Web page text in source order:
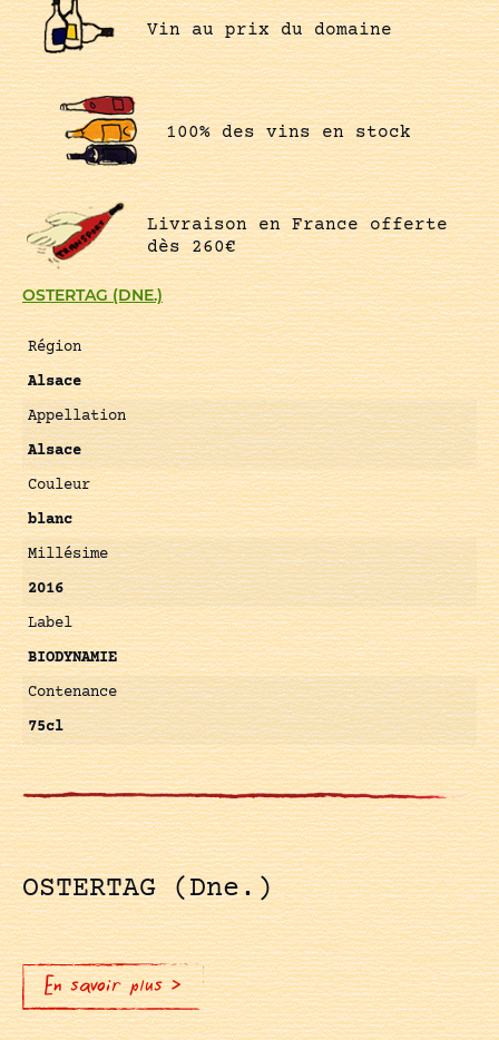
OSTERTAG (DNE.)
Région
Alsace
Appellation
Alsace
Couleur
blanc
Millésime
2016
Label
BIODYNAMIE
Contenance
75cl
Vin au prix du domaine
100% des vins en stock
Livraison en France offerte
dès 260€
OSTERTAG (Dne.)
En savoir plus >